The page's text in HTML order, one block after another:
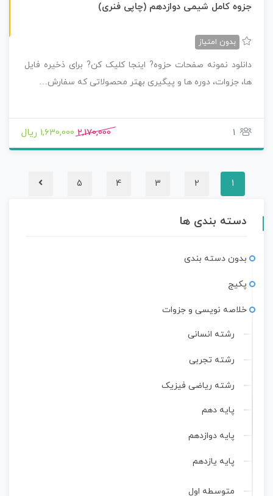
جزوه کامل شیمی دوازدهم (چاپی فنری)
بدون امتیاز
دانلود نمونه صفحات حزوه? اینجا کلیک کن? برای ذخیره فایل
ها، جزوات، دوره ها و پیگیری بهتر محصولاتی که سفارش…
1
2,170,000 1,630,000 ریال
1
2
3
4
5
دسته بندی ها
بدون دسته بندی
پکیج
خلاصه نویسی و جزوات
رشته انسانی
رشته تجربی
رشته ریاضی فیزیک
پایه دهم
پایه دوازدهم
پایه یازدهم
متوسطه اول